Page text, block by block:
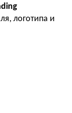
логотипа и